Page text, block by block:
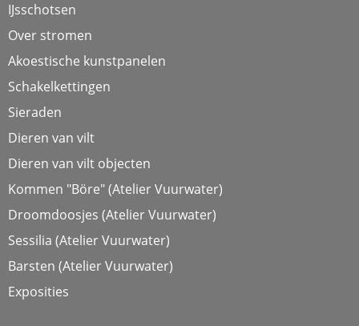
IJsschotsen
Over stromen
Akoestische kunstpanelen
Schakelkettingen
Sieraden
Dieren van vilt
Dieren van vilt objecten
Kommen "Böre" (Atelier Vuurwater)
Droomdoosjes (Atelier Vuurwater)
Sessilia (Atelier Vuurwater)
Barsten (Atelier Vuurwater)
Exposities